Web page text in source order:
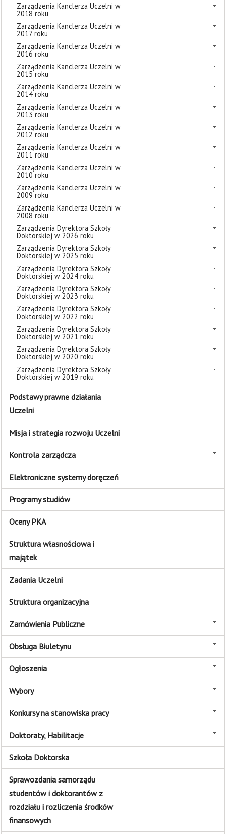
Zarządzenia Kanclerza Uczelni w
2018 roku
Zarządzenia Kanclerza Uczelni w
2017 roku
Zarządzenia Kanclerza Uczelni w
2016 roku
Zarządzenia Kanclerza Uczelni w
2015 roku
Zarządzenia Kanclerza Uczelni w
2014 roku
Zarządzenia Kanclerza Uczelni w
2013 roku
Zarządzenia Kanclerza Uczelni w
2012 roku
Zarządzenia Kanclerza Uczelni w
2011 roku
Zarządzenia Kanclerza Uczelni w
2010 roku
Zarządzenia Kanclerza Uczelni w
2009 roku
Zarządzenia Kanclerza Uczelni w
2008 roku
Zarządzenia Dyrektora Szkoły
Doktorskiej w 2026 roku
Zarządzenia Dyrektora Szkoły
Doktorskiej w 2025 roku
Zarządzenia Dyrektora Szkoły
Doktorskiej w 2024 roku
Zarządzenia Dyrektora Szkoły
Doktorskiej w 2023 roku
Zarządzenia Dyrektora Szkoły
Doktorskiej w 2022 roku
Zarządzenia Dyrektora Szkoły
Doktorskiej w 2021 roku
Zarządzenia Dyrektora Szkoły
Doktorskiej w 2020 roku
Zarządzenia Dyrektora Szkoły
Doktorskiej w 2019 roku
Podstawy prawne działania
Uczelni
Misja i strategia rozwoju Uczelni
Kontrola zarządcza
Elektroniczne systemy doręczeń
Programy studiów
Oceny PKA
Struktura własnościowa i
majątek
Zadania Uczelni
Struktura organizacyjna
Zamówienia Publiczne
Obsługa Biuletynu
Ogłoszenia
Wybory
Konkursy na stanowiska pracy
Doktoraty, Habilitacje
Szkoła Doktorska
Sprawozdania samorządu
studentów i doktorantów z
rozdziału i rozliczenia środków
finansowych